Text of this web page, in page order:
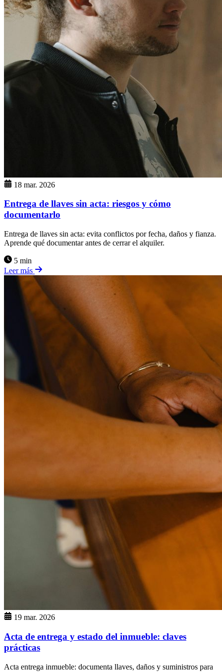
18 mar. 2026
Entrega de llaves sin acta: riesgos y cómo
documentarlo
Entrega de llaves sin acta: evita conflictos por fecha, daños y fianza.
Aprende qué documentar antes de cerrar el alquiler.
5 min
Leer más
19 mar. 2026
Acta de entrega y estado del inmueble: claves
prácticas
Acta entrega inmueble: documenta llaves, daños y suministros para